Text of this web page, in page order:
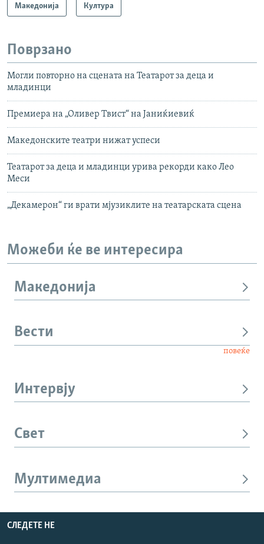
Македонија Култура
Поврзано
Могли повторно на сцената на Театарот за деца и
младинци
Премиера на „Оливер Твист“ на Јаниќиевиќ
Македонските театри нижат успеси
Театарот за деца и младинци урива рекорди како Лео
Меси
„Дeкамерон“ ги врати мјузиклите на театарската сцена
Можеби ќе ве интересира
Македонија
Вести
повеќе
Интервју
Свет
Мултимедиа
СЛЕДЕТЕ НЕ